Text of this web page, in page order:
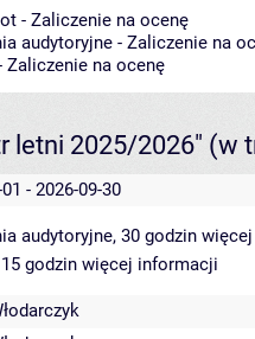
- Zaliczenie na ocenę
audytoryjne - Zaliczenie na
Zaliczenie na ocenę
letni 2025/2026" (w
- 2026-09-30
audytoryjne, 30 godzin
15 godzin więcej informacji